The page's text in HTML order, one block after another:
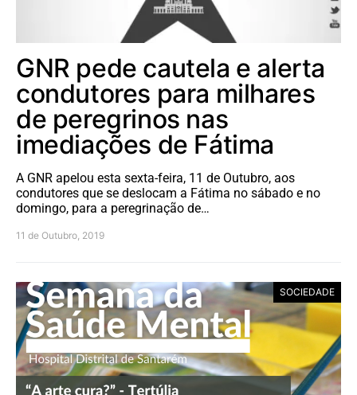
GNR pede cautela e alerta
condutores para milhares
de peregrinos nas
imediações de Fátima
A GNR apelou esta sexta-feira, 11 de Outubro, aos
condutores que se deslocam a Fátima no sábado e no
domingo, para a peregrinação de…
11 de Outubro, 2019
SOCIEDADE